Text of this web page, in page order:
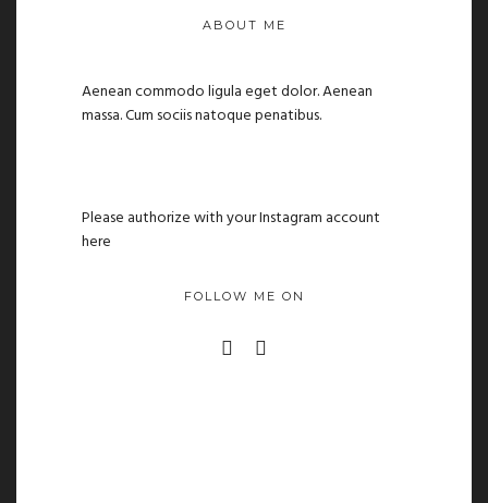
ABOUT ME
Aenean commodo ligula eget dolor. Aenean
massa. Cum sociis natoque penatibus.
Please authorize with your Instagram account
here
FOLLOW ME ON